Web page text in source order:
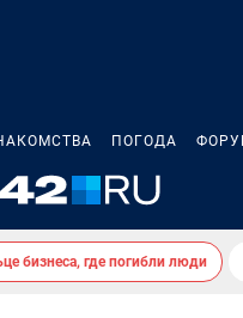
ПОГОДА
бизнеса, где погибли люди